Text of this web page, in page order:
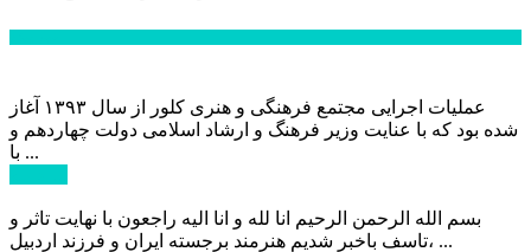
عملیات اجرایی مجتمع فرهنگی و هنری کلور از سال ۱۳۹۳ آغاز
شده بود که با عنایت وزیر فرهنگ و ارشاد اسلامی دولت چهاردهم و
با ...
بسم الله الرحمن الرحیم انا لله و انا الیه راجعون با نهایت تاثر و
تاسف باخبر شدیم هنرمند برجسته ایران و فرزند اردبیل، ...